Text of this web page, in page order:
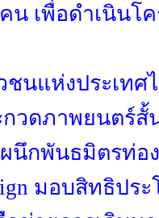
น เพื่อดำเนินโ
ชนแห่งประเท
วดภาพยนตร์สั้
นึกพันธมิตรท่อ
มอบสิทธิปร